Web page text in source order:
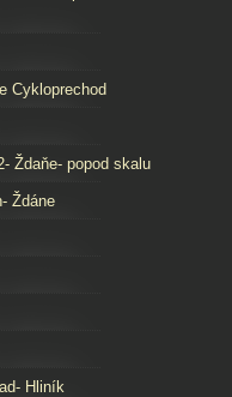
Cykloprechod
Ždaňe- popod skalu
Ždáne
Hliník